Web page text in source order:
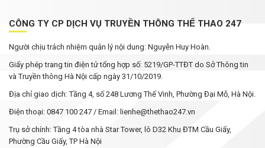
CÔNG TY CP DỊCH VỤ TRUYỀN THÔNG THỂ THAO 247
Người chịu trách nhiệm quản lý nội dung: Nguyễn Huy Hoàn.
Giấy phép trang tin điện tử tổng hợp số: 5219/GP-TTĐT do Sở Thông tin
và Truyền thông Hà Nội cấp ngày 31/10/2019.
Địa chỉ giao dịch: Tầng 4, số 248 Lương Thế Vinh, Phường Đại Mỗ, Hà Nội.
Điện thoại: 0847 100 247 / Email: lienhe@thethao247.vn
Trụ sở chính: Tầng 4 tòa nhà Star Tower, lô D32 Khu ĐTM Cầu Giấy,
Phường Cầu Giấy, TP Hà Nội